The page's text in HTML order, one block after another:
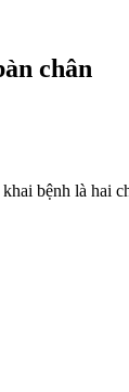
chân
bệnh là hai